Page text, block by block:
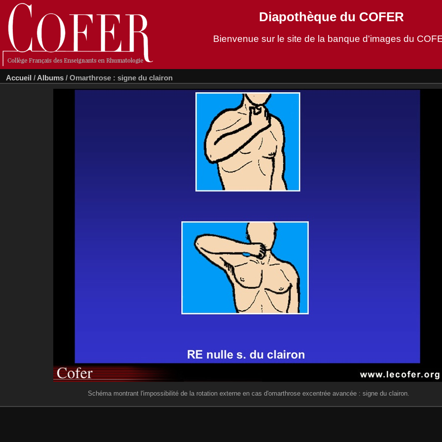
Diapothèque du COFER
Bienvenue sur le site de la banque d'images du
Accueil / Albums / Omarthrose : signe du clairon
Schéma montrant l'impossibilité de la rotation externe en cas d'omarthrose excentrée avancée : signe du clairon.